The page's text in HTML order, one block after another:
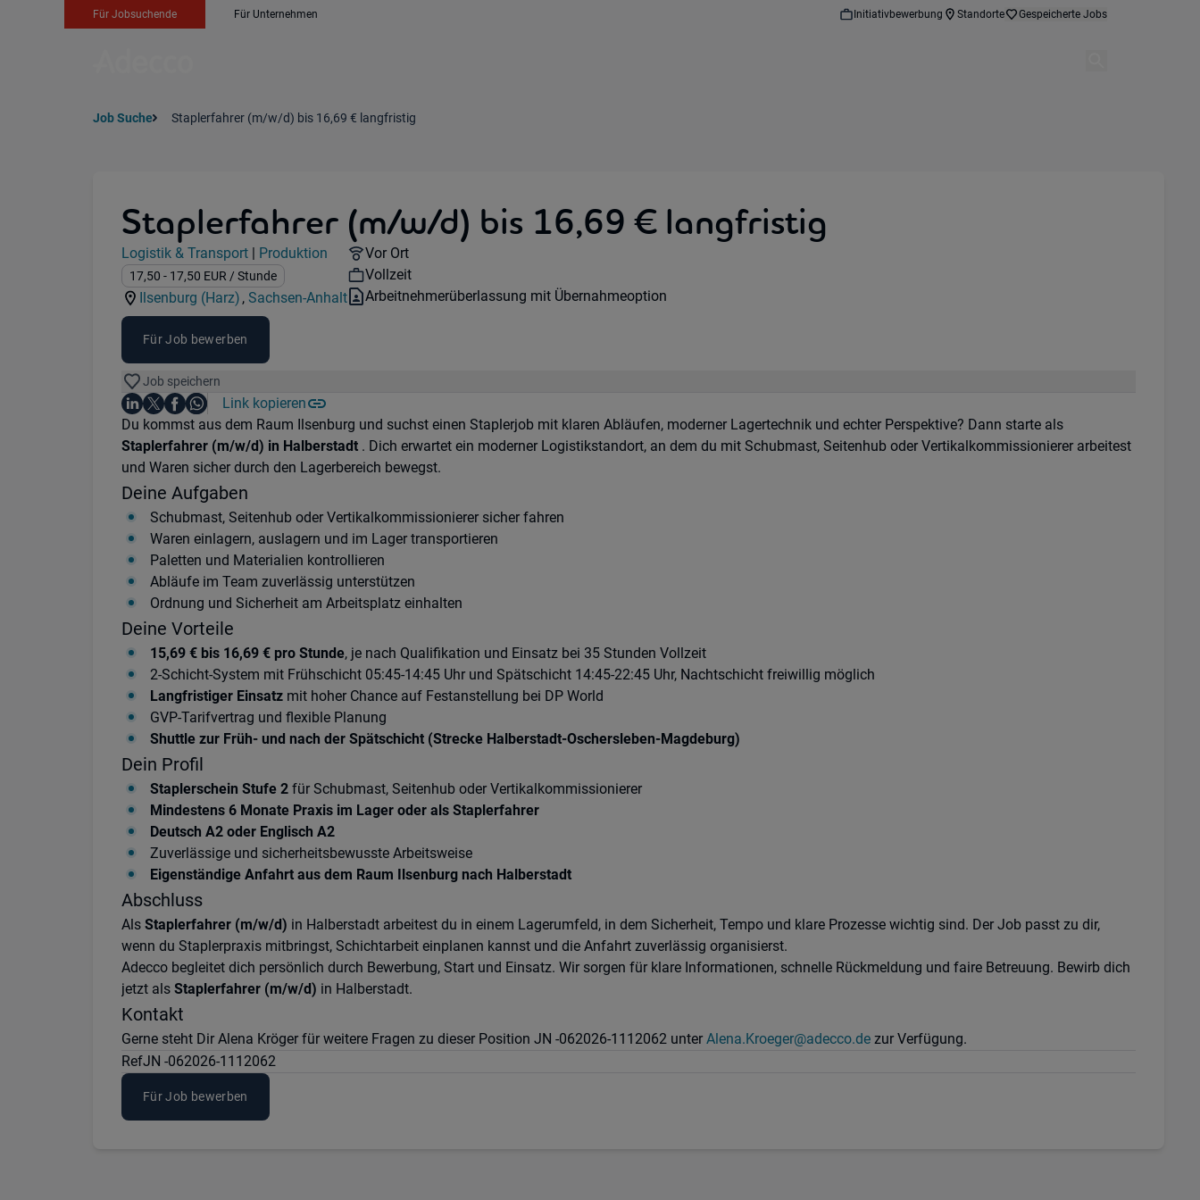
Für Jobsuchende Für Unternehmen Initiativbewerbung Standorte Gespeicherte Jobs
Job Suche Staplerfahrer (m/w/d) bis 16,69 € langfristig
Staplerfahrer (m/w/d) bis 16,69 € langfristig
Jobdetails
Kategorie:
Logistik & Transport |
Industry:
Produktion
Gehalt:
17,50 - 17,50 EUR / Stunde
Standorte:
Ilsenburg (Harz) ,
Region:
Sachsen-Anhalt
Remote Option:
Vor Ort
Workhours:
Vollzeit
Vertragsart:
Arbeitnehmerüberlassung mit Übernahmeoption
Für Job bewerben
Job speichern
Teile diesen Job
Auf LinkedIn teilen
Auf X teilen
Auf Facebook teilen
Auf WhatsApp teilen
Link kopieren
Einleitung
Du kommst aus dem Raum Ilsenburg und suchst einen Staplerjob mit klaren Abläufen, moderner Lagertechnik und echter Perspektive? Dann starte als
Staplerfahrer (m/w/d) in Halberstadt . Dich erwartet ein moderner Logistikstandort, an dem du mit Schubmast, Seitenhub oder Vertikalkommissionierer arbeitest
und Waren sicher durch den Lagerbereich bewegst.
Deine Aufgaben
Schubmast, Seitenhub oder Vertikalkommissionierer sicher fahren
Waren einlagern, auslagern und im Lager transportieren
Paletten und Materialien kontrollieren
Abläufe im Team zuverlässig unterstützen
Ordnung und Sicherheit am Arbeitsplatz einhalten
Deine Vorteile
15,69 € bis 16,69 € pro Stunde, je nach Qualifikation und Einsatz bei 35 Stunden Vollzeit
2-Schicht-System mit Frühschicht 05:45-14:45 Uhr und Spätschicht 14:45-22:45 Uhr, Nachtschicht freiwillig möglich
Langfristiger Einsatz mit hoher Chance auf Festanstellung bei DP World
GVP-Tarifvertrag und flexible Planung
Shuttle zur Früh- und nach der Spätschicht (Strecke Halberstadt-Oschersleben-Magdeburg)
Dein Profil
Staplerschein Stufe 2 für Schubmast, Seitenhub oder Vertikalkommissionierer
Mindestens 6 Monate Praxis im Lager oder als Staplerfahrer
Deutsch A2 oder Englisch A2
Zuverlässige und sicherheitsbewusste Arbeitsweise
Eigenständige Anfahrt aus dem Raum Ilsenburg nach Halberstadt
Abschluss
Als Staplerfahrer (m/w/d) in Halberstadt arbeitest du in einem Lagerumfeld, in dem Sicherheit, Tempo und klare Prozesse wichtig sind. Der Job passt zu dir,
wenn du Staplerpraxis mitbringst, Schichtarbeit einplanen kannst und die Anfahrt zuverlässig organisierst.
Adecco begleitet dich persönlich durch Bewerbung, Start und Einsatz. Wir sorgen für klare Informationen, schnelle Rückmeldung und faire Betreuung. Bewirb dich
jetzt als Staplerfahrer (m/w/d) in Halberstadt.
Kontakt
Gerne steht Dir Alena Kröger für weitere Fragen zu dieser Position JN -062026-1112062 unter Alena.Kroeger@adecco.de zur Verfügung.
RefJN -062026-1112062
Für Job bewerben